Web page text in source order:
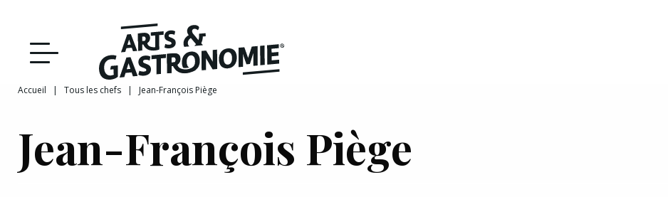
Recettes
Reportages
Actualités
Accueil | Tous les chefs | Jean-François Piège
Jean-François Piège